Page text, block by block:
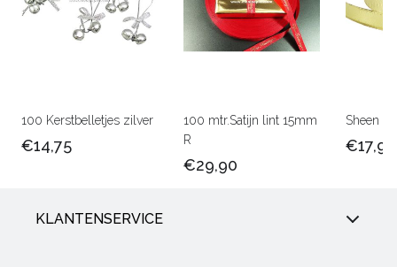
100 Kerstbelletjes zilver
€14,75
100 mtr.Satijn lint 15mm
R
€29,90
Sheen
€17,90
KLANTENSERVICE